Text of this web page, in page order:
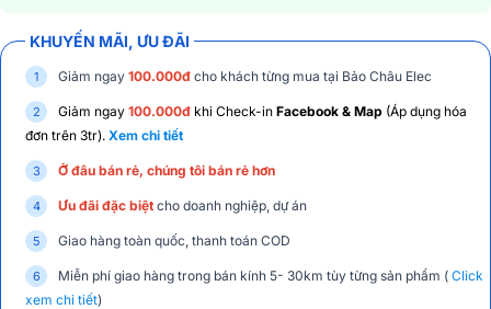
KHUYẾN MÃI, ƯU ĐÃI
Giảm ngay 100.000đ cho khách từng mua tại Bảo Châu Elec
Giảm ngay 100.000đ khi Check-in Facebook & Map (Áp dụng hóa
đơn trên 3tr). Xem chi tiết
Ở đâu bán rẻ, chúng tôi bán rẻ hơn
Ưu đãi đặc biệt cho doanh nghiệp, dự án
Giao hàng toàn quốc, thanh toán COD
Miễn phí giao hàng trong bán kính 5- 30km tùy từng sản phẩm ( Click
xem chi tiết)